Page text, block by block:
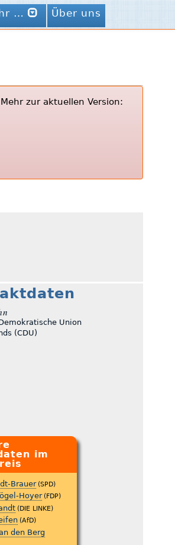
… Über uns
zur aktuellen Version:
Union
(CDU)
im
Brauer (SPD)
Hoyer (FDP)
(DIE LINKE)
(AfD)
den Berg